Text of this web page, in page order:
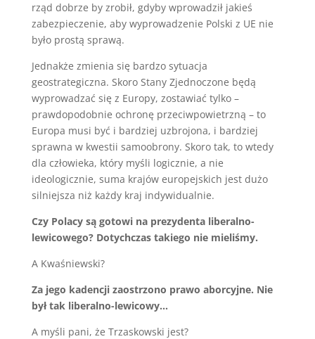
rząd dobrze by zrobił, gdyby wprowadził jakieś
zabezpieczenie, aby wyprowadzenie Polski z UE nie
było prostą sprawą.
Jednakże zmienia się bardzo sytuacja
geostrategiczna. Skoro Stany Zjednoczone będą
wyprowadzać się z Europy, zostawiać tylko –
prawdopodobnie ochronę przeciwpowietrzną – to
Europa musi być i bardziej uzbrojona, i bardziej
sprawna w kwestii samoobrony. Skoro tak, to wtedy
dla człowieka, który myśli logicznie, a nie
ideologicznie, suma krajów europejskich jest dużo
silniejsza niż każdy kraj indywidualnie.
Czy Polacy są gotowi na prezydenta liberalno-
lewicowego? Dotychczas takiego nie mieliśmy.
A Kwaśniewski?
Za jego kadencji zaostrzono prawo aborcyjne. Nie
był tak liberalno-lewicowy…
A myśli pani, że Trzaskowski jest?